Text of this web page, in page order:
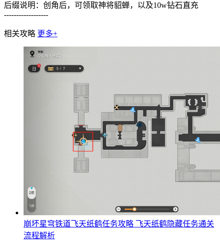
后缀说明：创角后，可领取神将貂蝉，以及10w钻石直充
------------------
相关攻略 更多+
崩坏星穹铁道飞天纸鹤任务攻略 飞天纸鹤隐藏任务通关
流程解析